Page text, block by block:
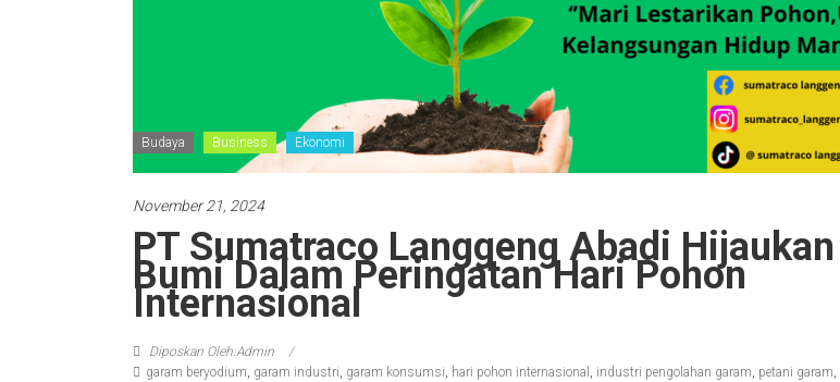
Budaya Business Ekonomi
November 21, 2024
PT Sumatraco Langgeng Abadi Hijaukan
Bumi Dalam Peringatan Hari Pohon
Internasional
Diposkan Oleh:Admin
garam beryodium, garam industri, garam konsumsi, hari pohon internasional , industri pengolahan garam, petani garam,